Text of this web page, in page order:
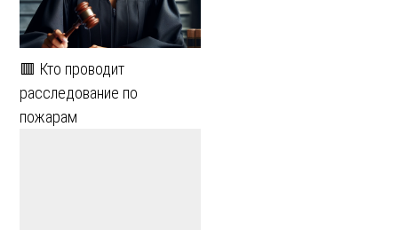
🟥 Кто проводит
расследование по
пожарам